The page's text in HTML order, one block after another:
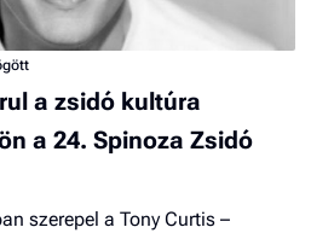
a zsidó kultúra
a 24. Spinoza Zsidó
szerepel a Tony Curtis –